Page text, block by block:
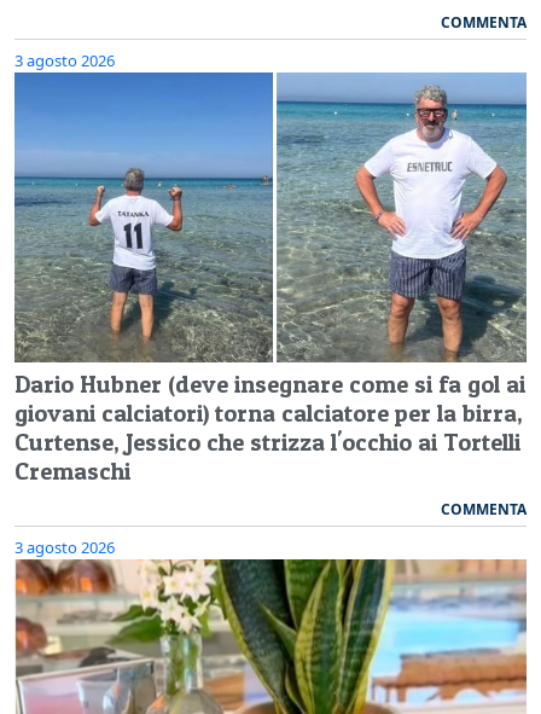
COMMENTA
3 agosto 2026
Dario Hubner (deve insegnare come si fa gol ai
giovani calciatori) torna calciatore per la birra,
Curtense, Jessico che strizza l'occhio ai Tortelli
Cremaschi
COMMENTA
3 agosto 2026